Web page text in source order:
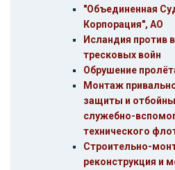
"Объединенная
Корпорация", АО
Исландия против
тресковых войн
Обрушение
Монтаж
защиты и
служебно-
технического
Строительно-
реконструкция и